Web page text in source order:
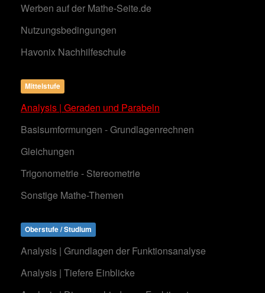
Werben auf der Mathe-Seite.de
Nutzungsbedingungen
Havonix Nachhilfeschule
Mittelstufe
Analysis | Geraden und Parabeln
Basisumformungen - Grundlagenrechnen
Gleichungen
Trigonometrie - Stereometrie
Sonstige Mathe-Themen
Oberstufe / Studium
Analysis | Grundlagen der Funktionsanalyse
Analysis | Tiefere Einblicke